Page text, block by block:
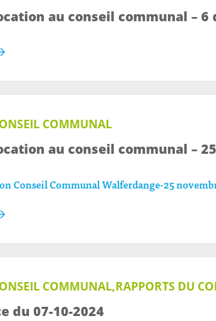
au conseil communal – 6
COMMUNAL
au conseil communal –
Conseil Communal Walferdange-25
COMMUNAL,RAPPORTS DU
du 07-10-2024